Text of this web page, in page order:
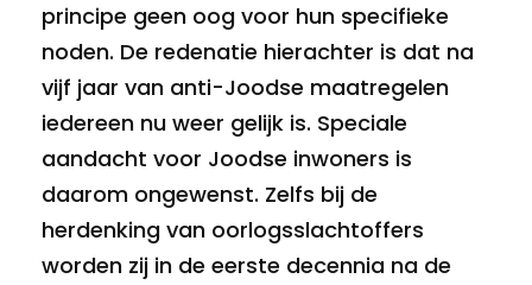
principe geen oog voor hun specifieke
noden. De redenatie hierachter is dat na
vijf jaar van anti-Joodse maatregelen
iedereen nu weer gelijk is. Speciale
aandacht voor Joodse inwoners is
daarom ongewenst. Zelfs bij de
herdenking van oorlogsslachtoffers
worden zij in de eerste decennia na de